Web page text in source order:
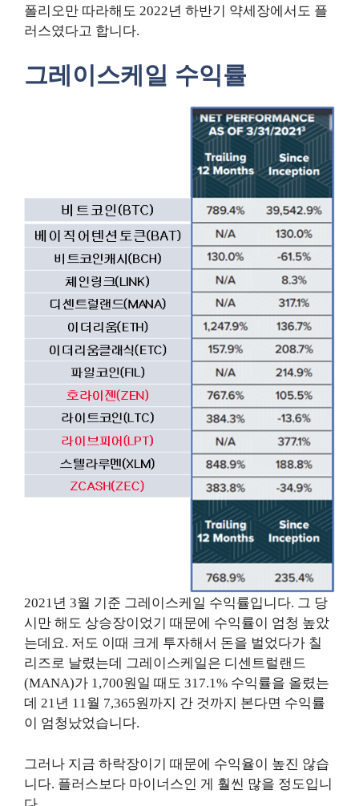
폴리오만 따라해도 2022년 하반기 약세장에서도 플
러스였다고 합니다.
그레이스케일 수익률
2021년 3월 기준 그레이스케일 수익률입니다. 그 당
시만 해도 상승장이었기 때문에 수익률이 엄청 높았
는데요. 저도 이때 크게 투자해서 돈을 벌었다가 칠
리즈로 날렸는데 그레이스케일은 디센트럴랜드
(MANA)가 1,700원일 때도 317.1% 수익률을 올렸는
데 21년 11월 7,365원까지 간 것까지 본다면 수익률
이 엄청났었습니다.
그러나 지금 하락장이기 때문에 수익율이 높진 않습
니다. 플러스보다 마이너스인 게 훨씬 많을 정도입니